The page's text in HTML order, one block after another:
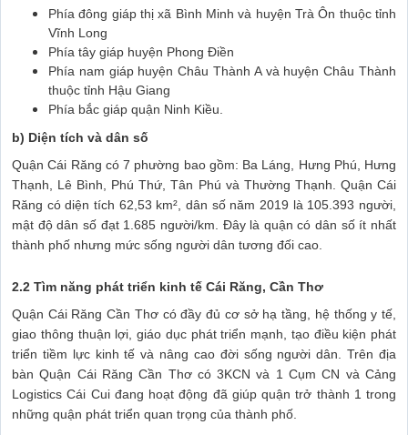
Phía đông giáp thị xã Bình Minh và huyện Trà Ôn thuộc tỉnh
Vĩnh Long
Phía tây giáp huyện Phong Điền
Phía nam giáp huyện Châu Thành A và huyện Châu Thành
thuộc tỉnh Hậu Giang
Phía bắc giáp quận Ninh Kiều.
b) Diện tích và dân số
Quận Cái Răng có 7 phường bao gồm: Ba Láng, Hưng Phú, Hưng
Thạnh, Lê Bình, Phú Thứ, Tân Phú và Thường Thạnh. Quận Cái
Răng có diện tích 62,53 km², dân số năm 2019 là 105.393 người,
mật độ dân số đạt 1.685 người/km. Đây là quận có dân số ít nhất
thành phố nhưng mức sống người dân tương đối cao.
2.2 Tìm năng phát triển kinh tế Cái Răng, Cần Thơ
Quận Cái Răng Cần Thơ có đầy đủ cơ sở hạ tầng, hệ thống y tế,
giao thông thuận lợi, giáo dục phát triển mạnh, tạo điều kiện phát
triển tiềm lực kinh tế và nâng cao đời sống người dân. Trên địa
bàn Quận Cái Răng Cần Thơ có 3KCN và 1 Cụm CN và Cảng
Logistics Cái Cui đang hoạt động đã giúp quận trở thành 1 trong
những quận phát triển quan trọng của thành phố.